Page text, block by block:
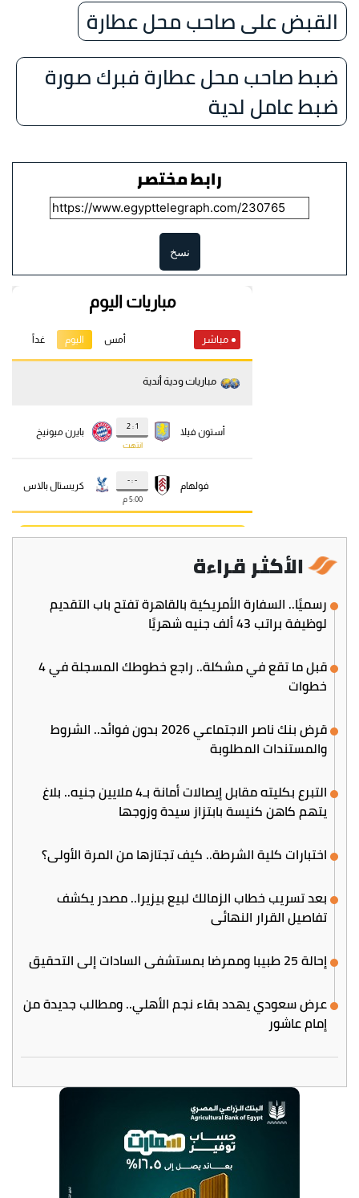
القبض على صاحب محل عطارة
ضبط صاحب محل عطارة فبرك صورة
ضبط عامل لدية
رابط مختصر
نسخ
الأكثر قراءة
رسميًا.. السفارة الأمريكية بالقاهرة تفتح باب التقديم
لوظيفة براتب 43 ألف جنيه شهريًا
قبل ما تقع في مشكلة.. راجع خطوطك المسجلة في 4
خطوات
قرض بنك ناصر الاجتماعي 2026 بدون فوائد.. الشروط
والمستندات المطلوبة
التبرع بكليته مقابل إيصالات أمانة بـ4 ملايين جنيه.. بلاغ
يتهم كاهن كنيسة بابتزاز سيدة وزوجها
اختبارات كلية الشرطة.. كيف تجتازها من المرة الأولى؟
بعد تسريب خطاب الزمالك لبيع بيزيرا.. مصدر يكشف
تفاصيل القرار النهائي
إحالة 25 طبيبا وممرضا بمستشفى السادات إلى التحقيق
عرض سعودي يهدد بقاء نجم الأهلي.. ومطالب جديدة من
إمام عاشور